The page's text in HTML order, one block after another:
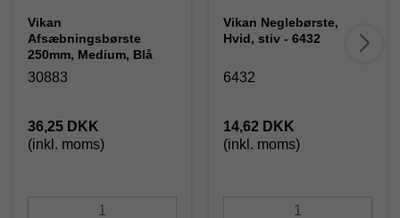
Vikan
Afsæbningsbørste
250mm, Medium, Blå
30883
36,25 DKK
(inkl. moms)
Vikan Neglebørste,
Hvid, stiv - 6432
6432
14,62 DKK
(inkl. moms)